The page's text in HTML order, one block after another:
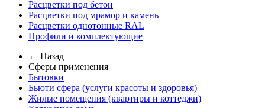
Расцветки под бетон
Расцветки под мрамор и камень
Расцветки однотонные RAL
Профили и комплектующие
← Назад
Сферы применения
Бытовки
Бьюти сфера (услуги красоты и здоровья)
Жилые помещения (квартиры и коттеджи)